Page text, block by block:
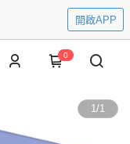
開啟APP
0
1/1